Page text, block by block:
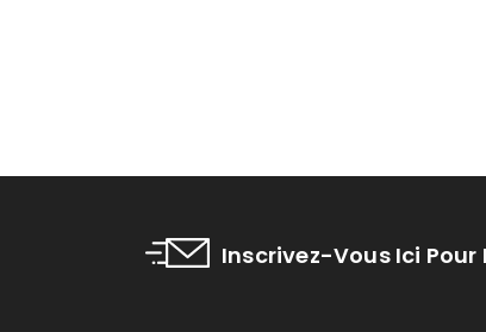
Inscrivez-Vous Ici Pour